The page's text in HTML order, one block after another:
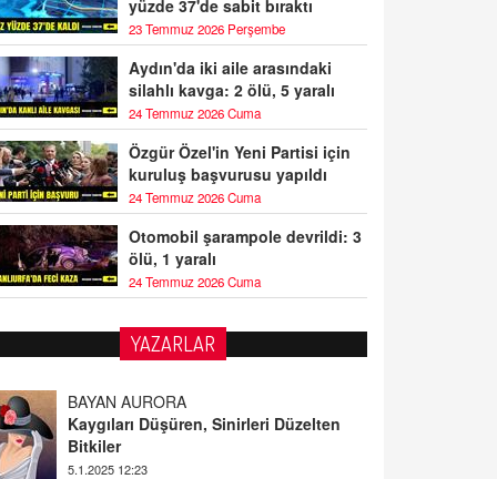
yüzde 37'de sabit bıraktı
23 Temmuz 2026 Perşembe
Aydın'da iki aile arasındaki
silahlı kavga: 2 ölü, 5 yaralı
24 Temmuz 2026 Cuma
Özgür Özel'in Yeni Partisi için
kuruluş başvurusu yapıldı
24 Temmuz 2026 Cuma
Otomobil şarampole devrildi: 3
ölü, 1 yaralı
24 Temmuz 2026 Cuma
YAZARLAR
BAYAN AURORA
Kaygıları Düşüren, Sinirleri Düzelten
Bitkiler
5.1.2025 12:23